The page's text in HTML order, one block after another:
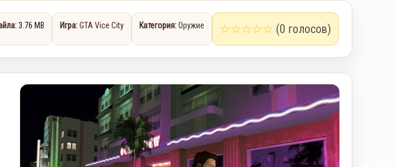
3.76 MB Игра:GTA Vice City Категория:Оружие ☆☆☆☆☆ (0 голосов)